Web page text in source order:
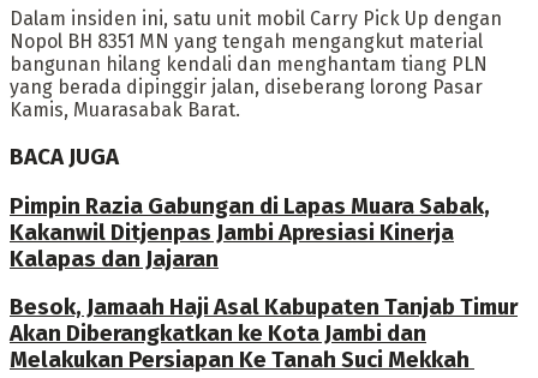
Dalam insiden ini, satu unit mobil Carry Pick Up dengan
Nopol BH 8351 MN yang tengah mengangkut material
bangunan hilang kendali dan menghantam tiang PLN
yang berada dipinggir jalan, diseberang lorong Pasar
Kamis, Muarasabak Barat.
BACA JUGA
Pimpin Razia Gabungan di Lapas Muara Sabak,
Kakanwil Ditjenpas Jambi Apresiasi Kinerja
Kalapas dan Jajaran
Besok, Jamaah Haji Asal Kabupaten Tanjab Timur
Akan Diberangkatkan ke Kota Jambi dan
Melakukan Persiapan Ke Tanah Suci Mekkah